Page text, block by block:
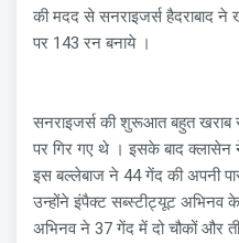
की मदद से सनराइजर्स
पर 143 रन बनाये ।
सनराइजर्स की शुरूआत बहुत खराब
पर गिर गए थे । इसके बाद क्लासेन
इस बल्लेबाज ने 44 गेंद की अपनी
उन्होंने इंपैक्ट सब्स्टीट्यूट अभिनव
अभिनव ने 37 गेंद में दो चौकों और